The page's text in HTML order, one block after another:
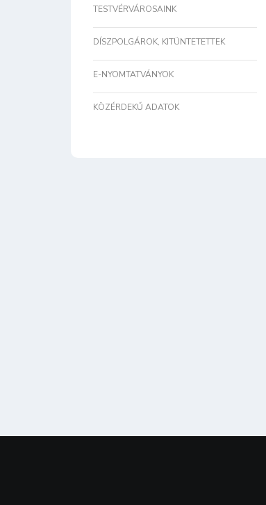
TESTVÉRVÁROSAINK
DÍSZPOLGÁROK, KITÜNTETETTEK
E-NYOMTATVÁNYOK
KÖZÉRDEKŰ ADATOK